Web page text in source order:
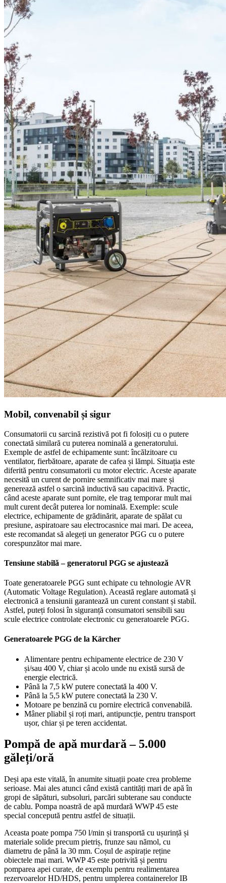
Mobil, convenabil și sigur
Consumatorii cu sarcină rezistivă pot fi folosiți cu o putere
conectată similară cu puterea nominală a generatorului.
Exemple de astfel de echipamente sunt: încălzitoare cu
ventilator, fierbătoare, aparate de cafea și lămpi. Situația este
diferită pentru consumatorii cu motor electric. Aceste aparate
necesită un curent de pornire semnificativ mai mare și
generează astfel o sarcină inductivă sau capacitivă. Practic,
când aceste aparate sunt pornite, ele trag temporar mult mai
mult curent decât puterea lor nominală. Exemple: scule
electrice, echipamente de grădinărit, aparate de spălat cu
presiune, aspiratoare sau electrocasnice mai mari. De aceea,
este recomandat să alegeți un generator PGG cu o putere
corespunzător mai mare.
Tensiune stabilă – generatorul PGG se ajustează
Toate generatoarele PGG sunt echipate cu tehnologie AVR
(Automatic Voltage Regulation). Această reglare automată și
electronică a tensiunii garantează un curent constant și stabil.
Astfel, puteți folosi în siguranță consumatori sensibili sau
scule electrice controlate electronic cu generatoarele PGG.
Generatoarele PGG de la Kärcher
Alimentare pentru echipamente electrice de 230 V
și/sau 400 V, chiar și acolo unde nu există sursă de
energie electrică.
Până la 7,5 kW putere conectată la 400 V.
Până la 5,5 kW putere conectată la 230 V.
Motoare pe benzină cu pornire electrică convenabilă.
Mâner pliabil și roți mari, antipuncție, pentru transport
ușor, chiar și pe teren accidentat.
Pompă de apă murdară – 5.000
găleți/oră
Deși apa este vitală, în anumite situații poate crea probleme
serioase. Mai ales atunci când există cantități mari de apă în
gropi de săpături, subsoluri, parcări subterane sau conducte
de cablu. Pompa noastră de apă murdară WWP 45 este
special concepută pentru astfel de situații.
Aceasta poate pompa 750 l/min și transportă cu ușurință și
materiale solide precum pietriș, frunze sau nămol, cu
diametru de până la 30 mm. Coșul de aspirație reține
obiectele mai mari. WWP 45 este potrivită și pentru
pomparea apei curate, de exemplu pentru realimentarea
rezervoarelor HD/HDS, pentru umplerea containerelor IB